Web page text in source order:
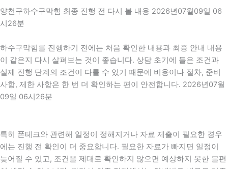
양천구하수구막힘 최종 진행 전 다시 볼 내용 2026년07월09일 06
시26분
하수구막힘를 진행하기 전에는 처음 확인한 내용과 최종 안내 내용
이 같은지 다시 살펴보는 것이 좋습니다. 상담 초기에 들은 조건과
실제 진행 단계의 조건이 다를 수 있기 때문에 비용이나 절차, 준비
사항, 제한 사항은 한 번 더 확인하는 편이 안전합니다. 2026년07월
09일 06시26분
특히 폰테크와 관련해 일정이 정해지거나 자료 제출이 필요한 경우
에는 진행 전 확인이 더 중요합니다. 필요한 자료가 빠지면 일정이
늦어질 수 있고, 조건을 제대로 확인하지 않으면 예상하지 못한 불편